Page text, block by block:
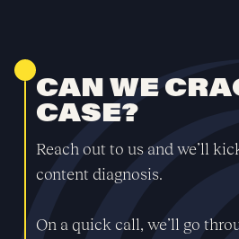
CAN WE
CASE?
Reach out to us and we’ll
content diagnosis.
On a quick call, we’ll go